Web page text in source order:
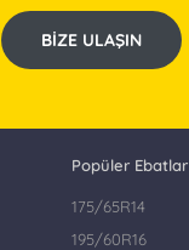
BIZE ULAŞIN
Popüler Ebatlar
175/65R14
195/60R16